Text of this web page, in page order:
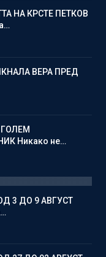
НА КРСТЕ ПЕТКОВ
ВЕРА ПРЕД
Никако не…
3 ДО 9 АВГУСТ